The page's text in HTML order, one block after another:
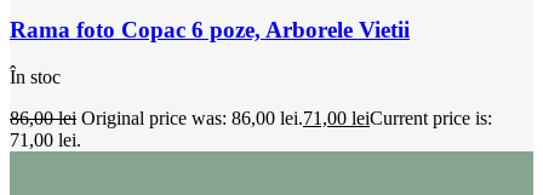
Rama foto Copac 6 poze, Arborele Vietii
În stoc
86,00lei Original price was: 86,00 lei.71,00 leiCurrent price is:
71,00 lei.